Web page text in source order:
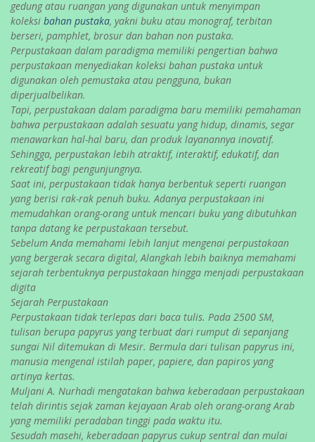
gedung atau ruangan yang digunakan untuk menyimpan
koleksi bahan pustaka, yakni buku atau monograf, terbitan
berseri, pamphlet, brosur dan bahan non pustaka.
Perpustakaan dalam paradigma memiliki pengertian bahwa
perpustakaan menyediakan koleksi bahan pustaka untuk
digunakan oleh pemustaka atau pengguna, bukan
diperjualbelikan.
Tapi, perpustakaan dalam paradigma baru memiliki pemahaman
bahwa perpustakaan adalah sesuatu yang hidup, dinamis, segar
menawarkan hal-hal baru, dan produk layanannya inovatif.
Sehingga, perpustakan lebih atraktif, interaktif, edukatif, dan
rekreatif bagi pengunjungnya.
Saat ini, perpustakaan tidak hanya berbentuk seperti ruangan
yang berisi rak-rak penuh buku. Adanya perpustakaan ini
memudahkan orang-orang untuk mencari buku yang dibutuhkan
tanpa datang ke perpustakaan tersebut.
Sebelum Anda memahami lebih lanjut mengenai perpustakaan
yang bergerak secara digital, Alangkah lebih baiknya memahami
sejarah terbentuknya perpustakaan hingga menjadi perpustakaan
digita
Sejarah Perpustakaan
Perpustakaan tidak terlepas dari baca tulis. Pada 2500 SM,
tulisan berupa papyrus yang terbuat dari rumput di sepanjang
sungai Nil ditemukan di Mesir. Bermula dari tulisan papyrus ini,
manusia mengenal istilah paper, papiere, dan papiros yang
artinya kertas.
Muljani A. Nurhadi mengatakan bahwa keberadaan perpustakaan
telah dirintis sejak zaman kejayaan Arab oleh orang-orang Arab
yang memiliki peradaban tinggi pada waktu itu.
Sesudah masehi, keberadaan papyrus cukup sentral dan mulai